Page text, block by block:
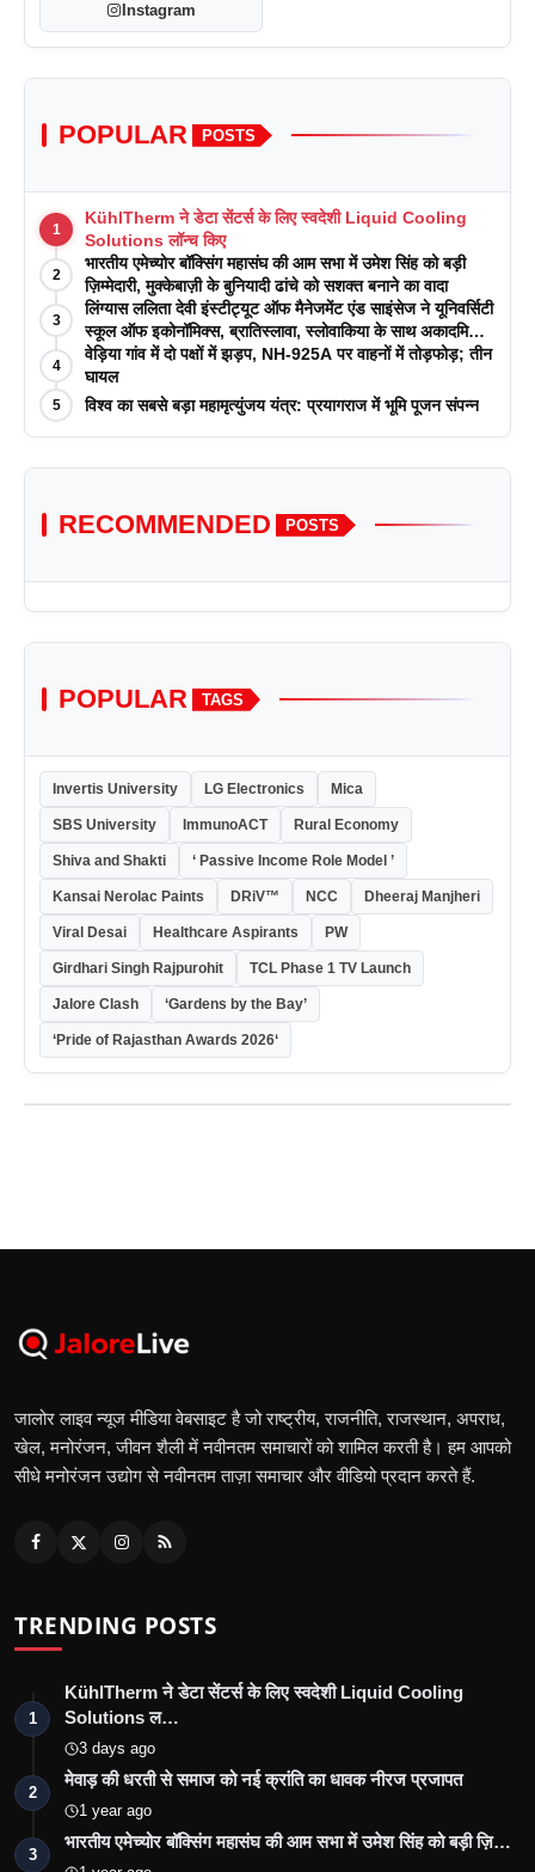
Instagram
POPULAR POSTS
1
KühlTherm ने डेटा सेंटर्स के लिए स्वदेशी Liquid Cooling
Solutions लॉन्च किए
2
भारतीय एमेच्योर बॉक्सिंग महासंघ की आम सभा में उमेश सिंह को बड़ी
ज़िम्मेदारी, मुक्केबाज़ी के बुनियादी ढांचे को सशक्त बनाने का वादा
3
लिंग्यास ललिता देवी इंस्टीट्यूट ऑफ मैनेजमेंट एंड साइंसेज ने यूनिवर्सिटी
स्कूल ऑफ इकोनॉमिक्स, ब्रातिस्लावा, स्लोवाकिया के साथ अकादमिक
पत्रिकाओं में प्रकाशन रणनीतियों पर एक दिवसीय कार्यशाला का
आयोजन किया
4
वेड़िया गांव में दो पक्षों में झड़प, NH-925A पर वाहनों में तोड़फोड़; तीन
घायल
5 विश्व का सबसे बड़ा महामृत्युंजय यंत्र: प्रयागराज में भूमि पूजन संपन्न
RECOMMENDED POSTS
POPULAR TAGS
Invertis University LG Electronics Mica
SBS University ImmunoACT Rural Economy
Shiva and Shakti ‘ Passive Income Role Model ’
Kansai Nerolac Paints DRiV™ NCC Dheeraj Manjheri
Viral Desai Healthcare Aspirants PW
Girdhari Singh Rajpurohit TCL Phase 1 TV Launch
Jalore Clash ‘Gardens by the Bay’
‘Pride of Rajasthan Awards 2026‘
जालोर लाइव न्यूज मीडिया वेबसाइट है जो राष्ट्रीय, राजनीति, राजस्थान, अपराध,
खेल, मनोरंजन, जीवन शैली में नवीनतम समाचारों को शामिल करती है। हम आपको
सीधे मनोरंजन उद्योग से नवीनतम ताज़ा समाचार और वीडियो प्रदान करते हैं.
TRENDING POSTS
1
KühlTherm ने डेटा सेंटर्स के लिए स्वदेशी Liquid Cooling
Solutions ल…
3 days ago
2
मेवाड़ की धरती से समाज को नई क्रांति का धावक नीरज प्रजापत
1 year ago
3
भारतीय एमेच्योर बॉक्सिंग महासंघ की आम सभा में उमेश सिंह को बड़ी ज़ि…